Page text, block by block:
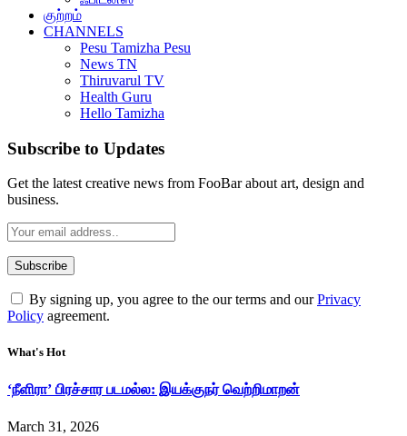
குற்றம்
CHANNELS
Pesu Tamizha Pesu
News TN
Thiruvarul TV
Health Guru
Hello Tamizha
Subscribe to Updates
Get the latest creative news from FooBar about art, design and
business.
By signing up, you agree to the our terms and ourPrivacy
Policy agreement.
What's Hot
‘நீளிரா’ பிரச்சார படமல்ல: இயக்குநர் வெற்றிமாறன்
March 31, 2026